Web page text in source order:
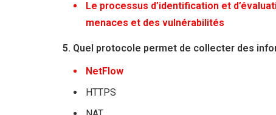
Le processus d’identification et
menaces et des vulnérabilités
5. Quel protocole permet de collecter des
NetFlow
HTTPS